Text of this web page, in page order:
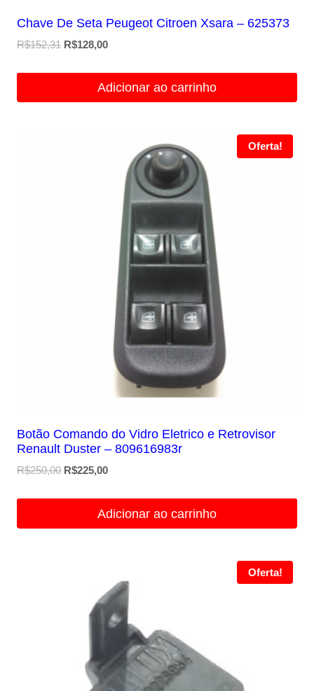
Chave De Seta Peugeot Citroen Xsara – 625373
R$152,31 O
R$128,00O
é:
Adicionar ao carrinho
Oferta!
Botão Comando do Vidro Eletrico e Retrovisor
Renault Duster – 809616983r
R$250,00 O
R$225,00O
é:
Adicionar ao carrinho
Oferta!